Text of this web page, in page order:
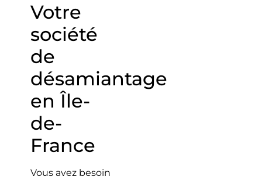
Votre
société
de
désamiantage
en Île-
de-
France
Vous avez besoin